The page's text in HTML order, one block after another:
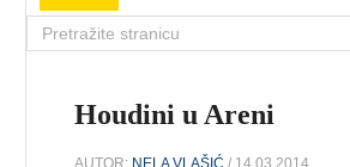
Houdini u Areni
AUTOR: NELA VLAŠIĆ / 14.03.2014.